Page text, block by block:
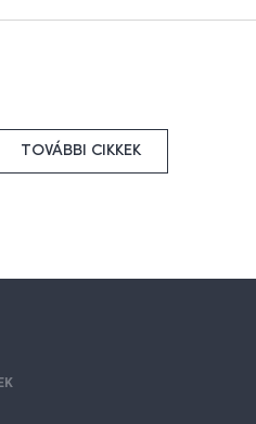
TOVÁBBI CIKKEK